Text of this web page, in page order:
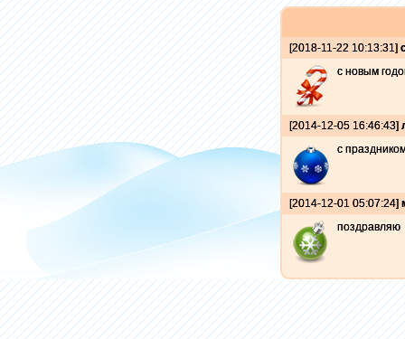
[2018-11-22 10:13:31]
с новым
[2014-12-05 16:46:43]
с
[2014-12-01 05:07:24]
поздравляю